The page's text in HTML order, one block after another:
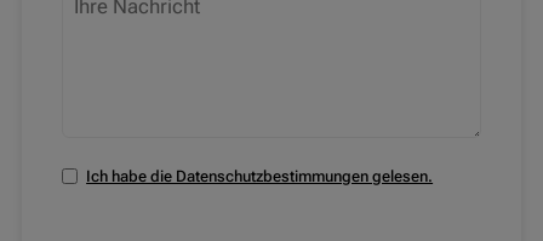
Ich habe die Datenschutzbestimmungen gelesen.